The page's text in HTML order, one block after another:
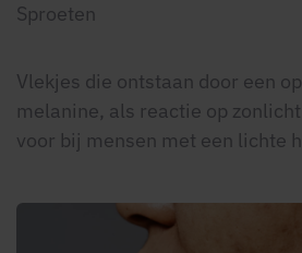
Sproeten
Vlekjes die ontstaan door een
melanine, als reactie op
voor bij mensen met een lichte